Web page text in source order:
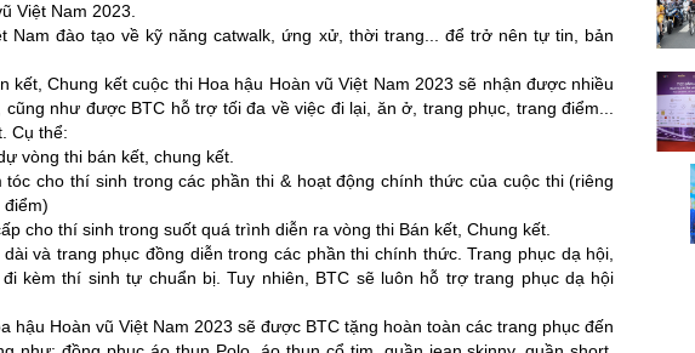
Việt Nam 2023.
Nam đào tạo về kỹ năng catwalk, ứng xử, thời trang... để trở nên tự tin, bản
kết, Chung kết cuộc thi Hoa hậu Hoàn vũ Việt Nam 2023 sẽ nhận được nhiều
như được BTC hỗ trợ tối đa về việc đi lại, ăn ở, trang phục, trang điểm...
Cụ thể:
vòng thi bán kết, chung kết.
cho thí sinh trong các phần thi & hoạt động chính thức của cuộc thi (riêng
cho thí sinh trong suốt quá trình diễn ra vòng thi Bán kết, Chung kết.
và trang phục đồng diễn trong các phần thi chính thức. Trang phục dạ hội,
kèm thí sinh tự chuẩn bị. Tuy nhiên, BTC sẽ luôn hỗ trợ trang phục dạ hội
hậu Hoàn vũ Việt Nam 2023 sẽ được BTC tặng hoàn toàn các trang phục đến